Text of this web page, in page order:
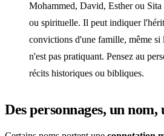
Mohammed, David, Esther ou Sita
ou spirituelle. Il peut indiquer
convictions d'une famille, même si
n'est pas pratiquant. Pensez au
récits historiques ou bibliques.
Des personnages, un